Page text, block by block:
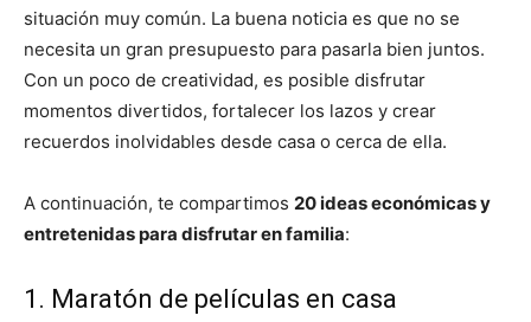
situación muy común. La buena noticia es que no se
necesita un gran presupuesto para pasarla bien juntos.
Con un poco de creatividad, es posible disfrutar
momentos divertidos, fortalecer los lazos y crear
recuerdos inolvidables desde casa o cerca de ella.
A continuación, te compartimos 20 ideas económicas y
entretenidas para disfrutar en familia:
1. Maratón de películas en casa